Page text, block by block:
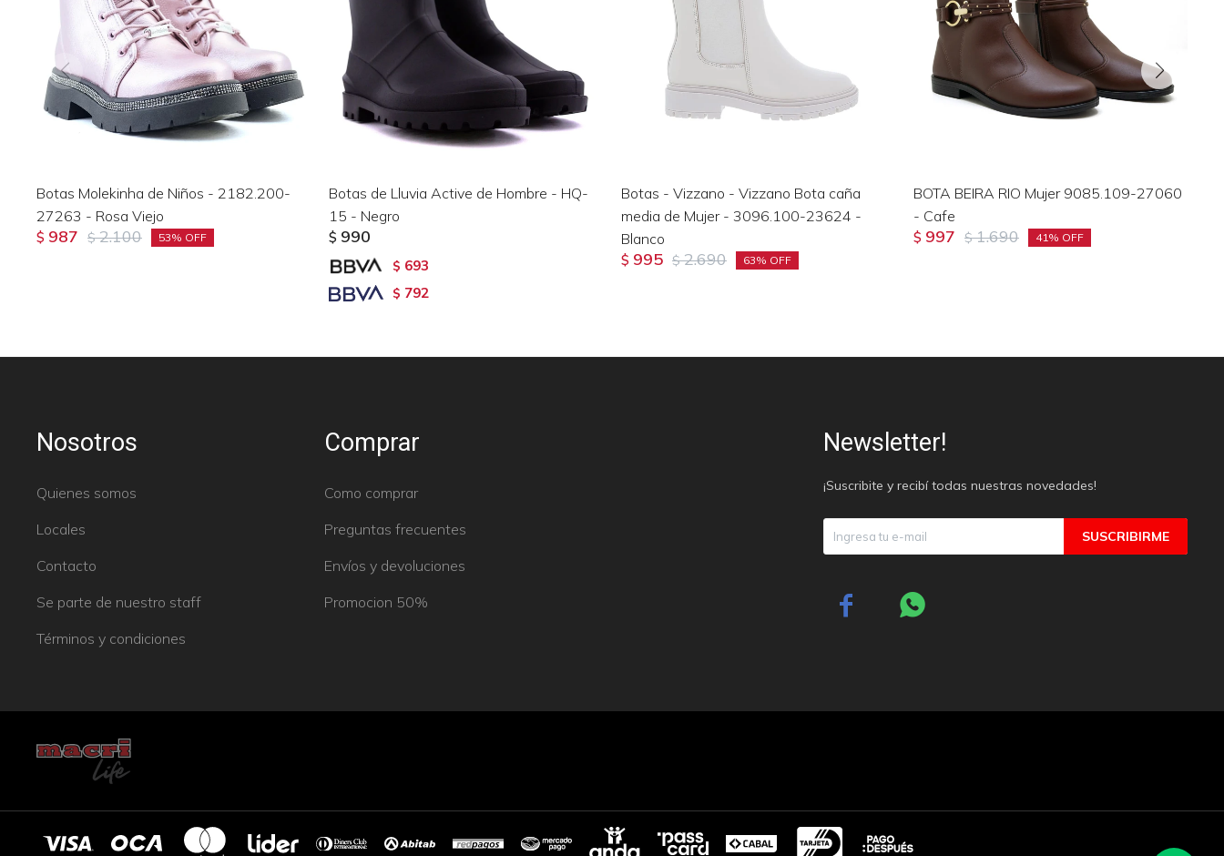
Botas Molekinha de Niños - 2182.200-
27263 - Rosa Viejo
$ 987 $ 2.100 53
Botas de Lluvia Active de Hombre - HQ-
15 - Negro
$ 990
$ 693
$ 792
Botas - Vizzano - Vizzano Bota caña
media de Mujer - 3096.100-23624 -
Blanco
$ 995 $ 2.690 63
BOTA BEIRA RIO Mujer 9085.109-27060
- Cafe
$ 997 $ 1.690 41
Nosotros
Quienes somos
Locales
Contacto
Se parte de nuestro staff
Términos y condiciones
Comprar
Como comprar
Preguntas frecuentes
Envíos y devoluciones
Promocion 50%
Newsletter!
¡Suscribite y recibí todas nuestras novedades!
SUSCRIBIRME
 